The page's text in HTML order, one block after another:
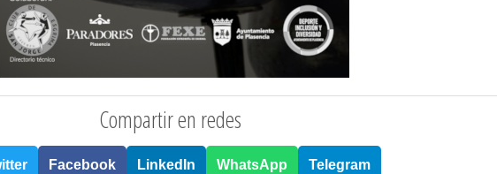
Compartir en redes
Facebook LinkedIn WhatsApp Telegram